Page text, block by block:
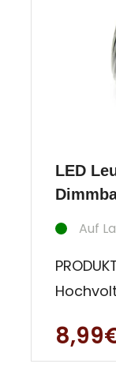
LED
Auf
mm